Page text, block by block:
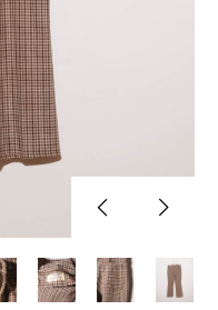
PreviousNext